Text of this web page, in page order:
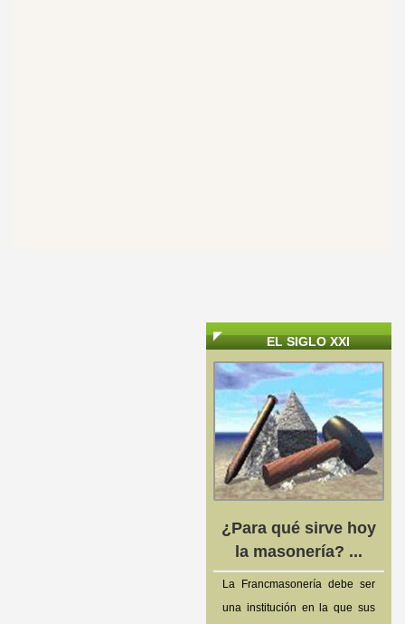
EL SIGLO XXI
¿Para qué sirve hoy
la masonería? ...
La Francmasonería debe ser
una institución en la que sus